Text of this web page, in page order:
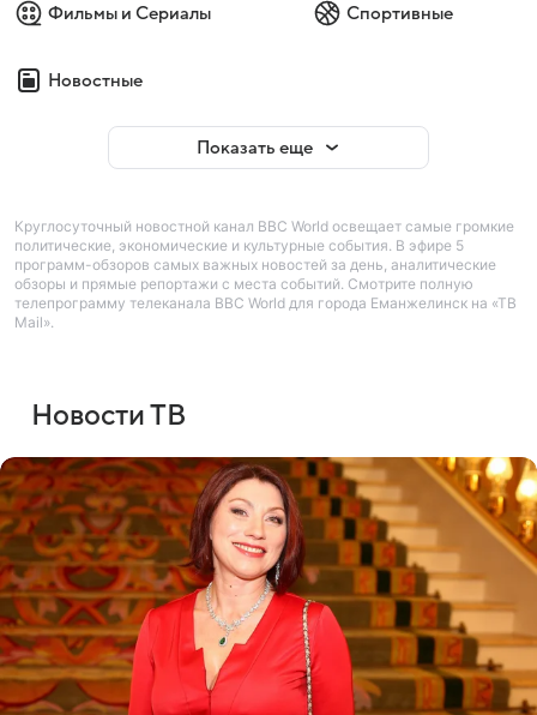
Фильмы и Сериалы Спортивные
Новостные
Показать еще
Круглосуточный новостной канал BBC World освещает самые громкие
политические, экономические и культурные события. В эфире 5
программ-обзоров самых важных новостей за день, аналитические
обзоры и прямые репортажи с места событий. Смотрите полную
телепрограмму телеканала BBC World для города Еманжелинск на «ТВ
Mail».
Новости ТВ